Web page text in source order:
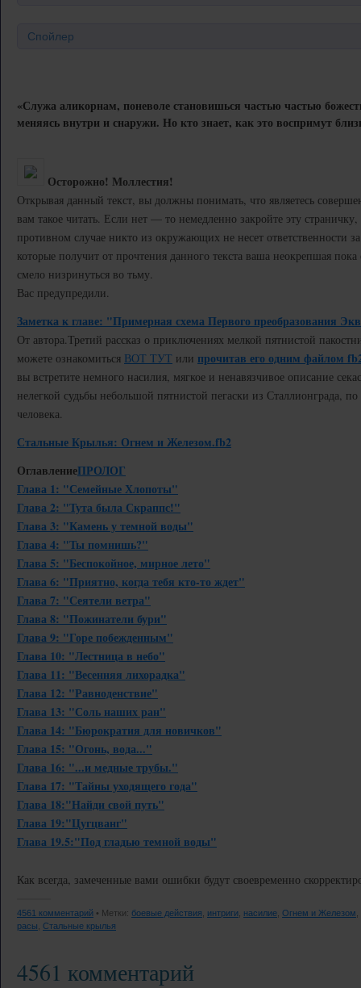
Спойлер
«Служа аликорнам, поневоле становишься частью частью
меняясь внутри и снаружи. Но кто знает, как это воспримут
Осторожно! Моллестия!
Открывая данный текст, вы должны понимать, что являетесь
вам такое читать. Если нет — то немедленно закройте эту
противном случае никто из окружающих не несет ответственности
которые получит от прочтения данного текста ваша неокрепшая
смело низринуться во тьму.
Вас предупредили.
Заметка к главе: "Примерная схема Первого преобразования
От автора. Третий рассказ о приключениях мелкой пятнистой
можете ознакомиться ВОТ ТУТ или прочитав его одним файлом
вы встретите немного насилия, мягкое и ненавязчивое описание
нелегкой судьбы небольшой пятнистой пегаски из Сталлионграда,
человека.
Стальные Крылья: Огнем и Железом.fb2
ОглавлениеПРОЛОГ
Глава 1: "Семейные Хлопоты"
Глава 2: "Тута была Скраппс!"
Глава 3: "Камень у темной воды"
Глава 4: "Ты помнишь?"
Глава 5: "Беспокойное, мирное лето"
Глава 6: "Приятно, когда тебя кто-то ждет"
Глава 7: "Сеятели ветра"
Глава 8: "Пожинатели бури"
Глава 9: "Горе побежденным"
Глава 10: "Лестница в небо"
Глава 11: "Весенняя лихорадка"
Глава 12: "Равноденствие"
Глава 13: "Соль наших ран"
Глава 14: "Бюрократия для новичков"
Глава 15: "Огонь, вода..."
Глава 16: "...и медные трубы."
Глава 17: "Тайны уходящего года"
Глава 18:"Найди свой путь"
Глава 19:"Цугцванг"
Глава 19.5:"Под гладью темной воды"
Как всегда, замеченные вами ошибки будут своевременно
4561 комментарий • Метки: боевые действия интриги насилие Огнем и Железом
расы Стальные крылья
4561 комментарий